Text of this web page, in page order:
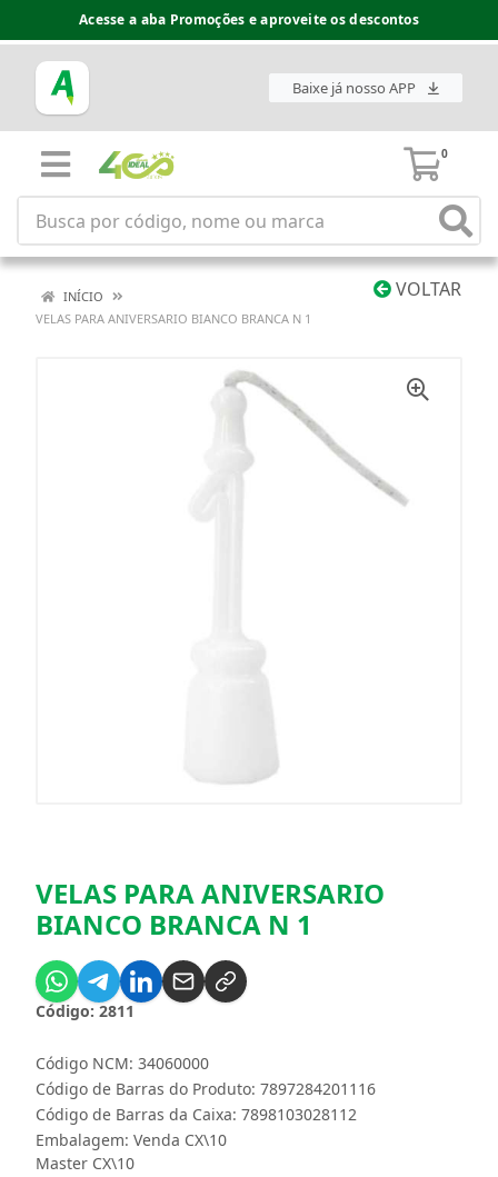
Acesse a aba Promoções e aproveite os descontos
Baixe já nosso APP
0
VOLTAR
INÍCIO
VELAS PARA ANIVERSARIO BIANCO BRANCA N 1
VELAS PARA ANIVERSARIO
BIANCO BRANCA N 1
Código: 2811
Código NCM: 34060000
Código de Barras do Produto: 7897284201116
Código de Barras da Caixa: 7898103028112
Embalagem: Venda CX\10
Master CX\10